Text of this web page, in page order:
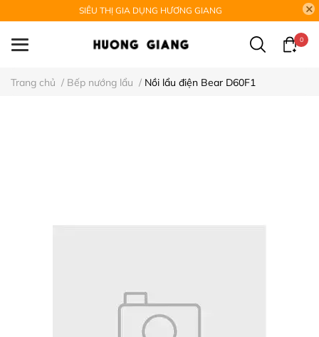
SIÊU THỊ GIA DỤNG HƯƠNG GIANG
0
Trang chủ / Bếp nướng lẩu / Nồi lẩu điện Bear D60F1